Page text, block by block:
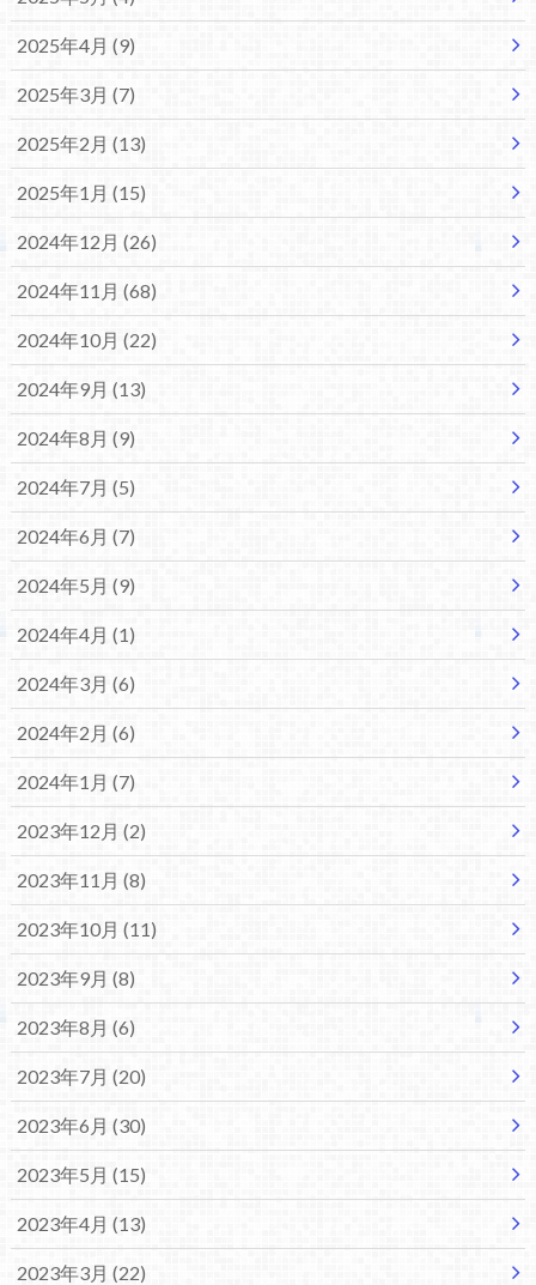
2025年4月 (9)
2025年3月 (7)
2025年2月 (13)
2025年1月 (15)
2024年12月 (26)
2024年11月 (68)
2024年10月 (22)
2024年9月 (13)
2024年8月 (9)
2024年7月 (5)
2024年6月 (7)
2024年5月 (9)
2024年4月 (1)
2024年3月 (6)
2024年2月 (6)
2024年1月 (7)
2023年12月 (2)
2023年11月 (8)
2023年10月 (11)
2023年9月 (8)
2023年8月 (6)
2023年7月 (20)
2023年6月 (30)
2023年5月 (15)
2023年4月 (13)
2023年3月 (22)